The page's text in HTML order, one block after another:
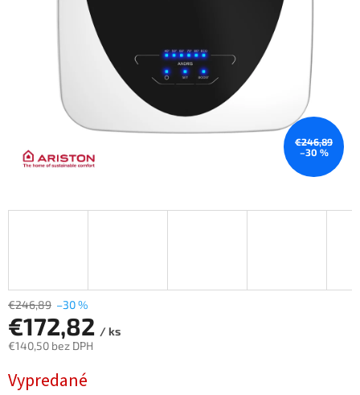
€246,89
–30 %
€246,89 –30 %
€172,82 / ks
€140,50 bez DPH
cena:
Vypredané